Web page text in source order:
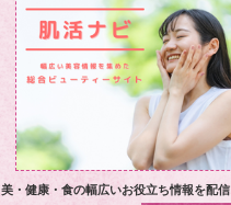
美・健康・食の幅広いお役立ち情報を配信